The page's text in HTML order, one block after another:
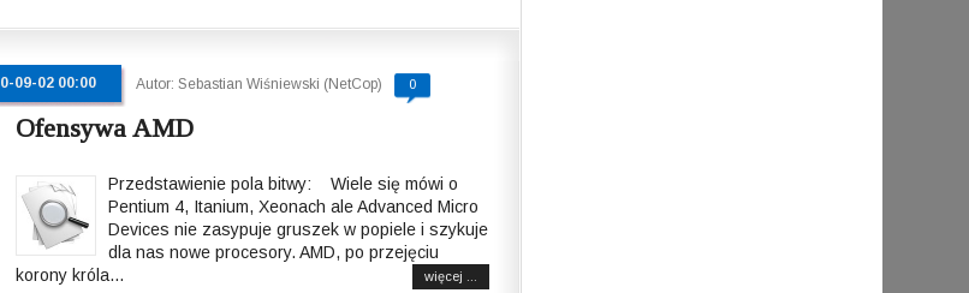
09-02 00:00 Autor: Sebastian Wiśniewski (NetCop) 0
Ofensywa AMD
Przedstawienie pola bitwy: Wiele się mówi o
Pentium 4, Itanium, Xeonach ale Advanced Micro
Devices nie zasypuje gruszek w popiele i szykuje
dla nas nowe procesory. AMD, po przejęciu
korony króla...
więcej ...